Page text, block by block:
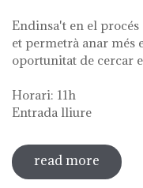
Endinsa't en el
et permetrà anar més
oportunitat de cercar
Horari: 11h
Entrada lliure
read more
la font'